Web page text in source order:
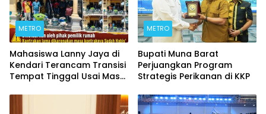
METRO
Mahasiswa Lanny Jaya di
Kendari Terancam Transisi
Tempat Tinggal Usai Masa
METRO
Bupati Muna Barat
Perjuangkan Program
Strategis Perikanan di KKP